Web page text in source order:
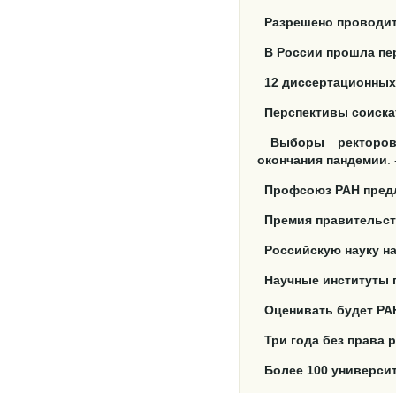
Разрешено
В России прошла
12
Перспективы
Выборы
окончания пандемии
Профсоюз РАН
Премия
Российскую науку
Научные институты
Оценивать будет
Три года без права
Более 100